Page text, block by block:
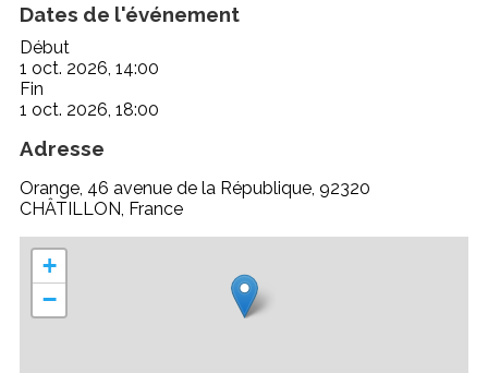
Dates de l'événement
Début
1 oct. 2026, 14:00
Fin
1 oct. 2026, 18:00
Adresse
Orange, 46 avenue de la République, 92320
CHÂTILLON, France
+
−